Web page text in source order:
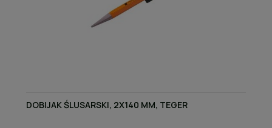
DOBIJAK ŚLUSARSKI, 2X140 MM, TEGER